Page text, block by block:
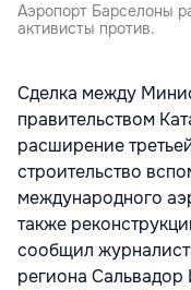
Аэропорт Барселоны
активисты против.
Сделка между
правительством
расширение
строительство
международного
также
сообщил
региона Сальвадор